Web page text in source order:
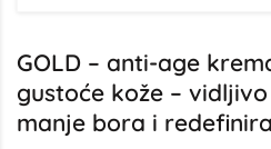
GOLD – anti-age
gustoće kože –
manje bora i